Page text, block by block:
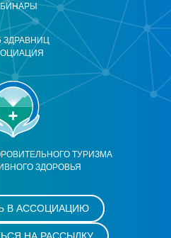
ТУРИЗМА
ЗДОРОВЬЯ
ЗДРАВНИЦ
В АССОЦИАЦИЮ